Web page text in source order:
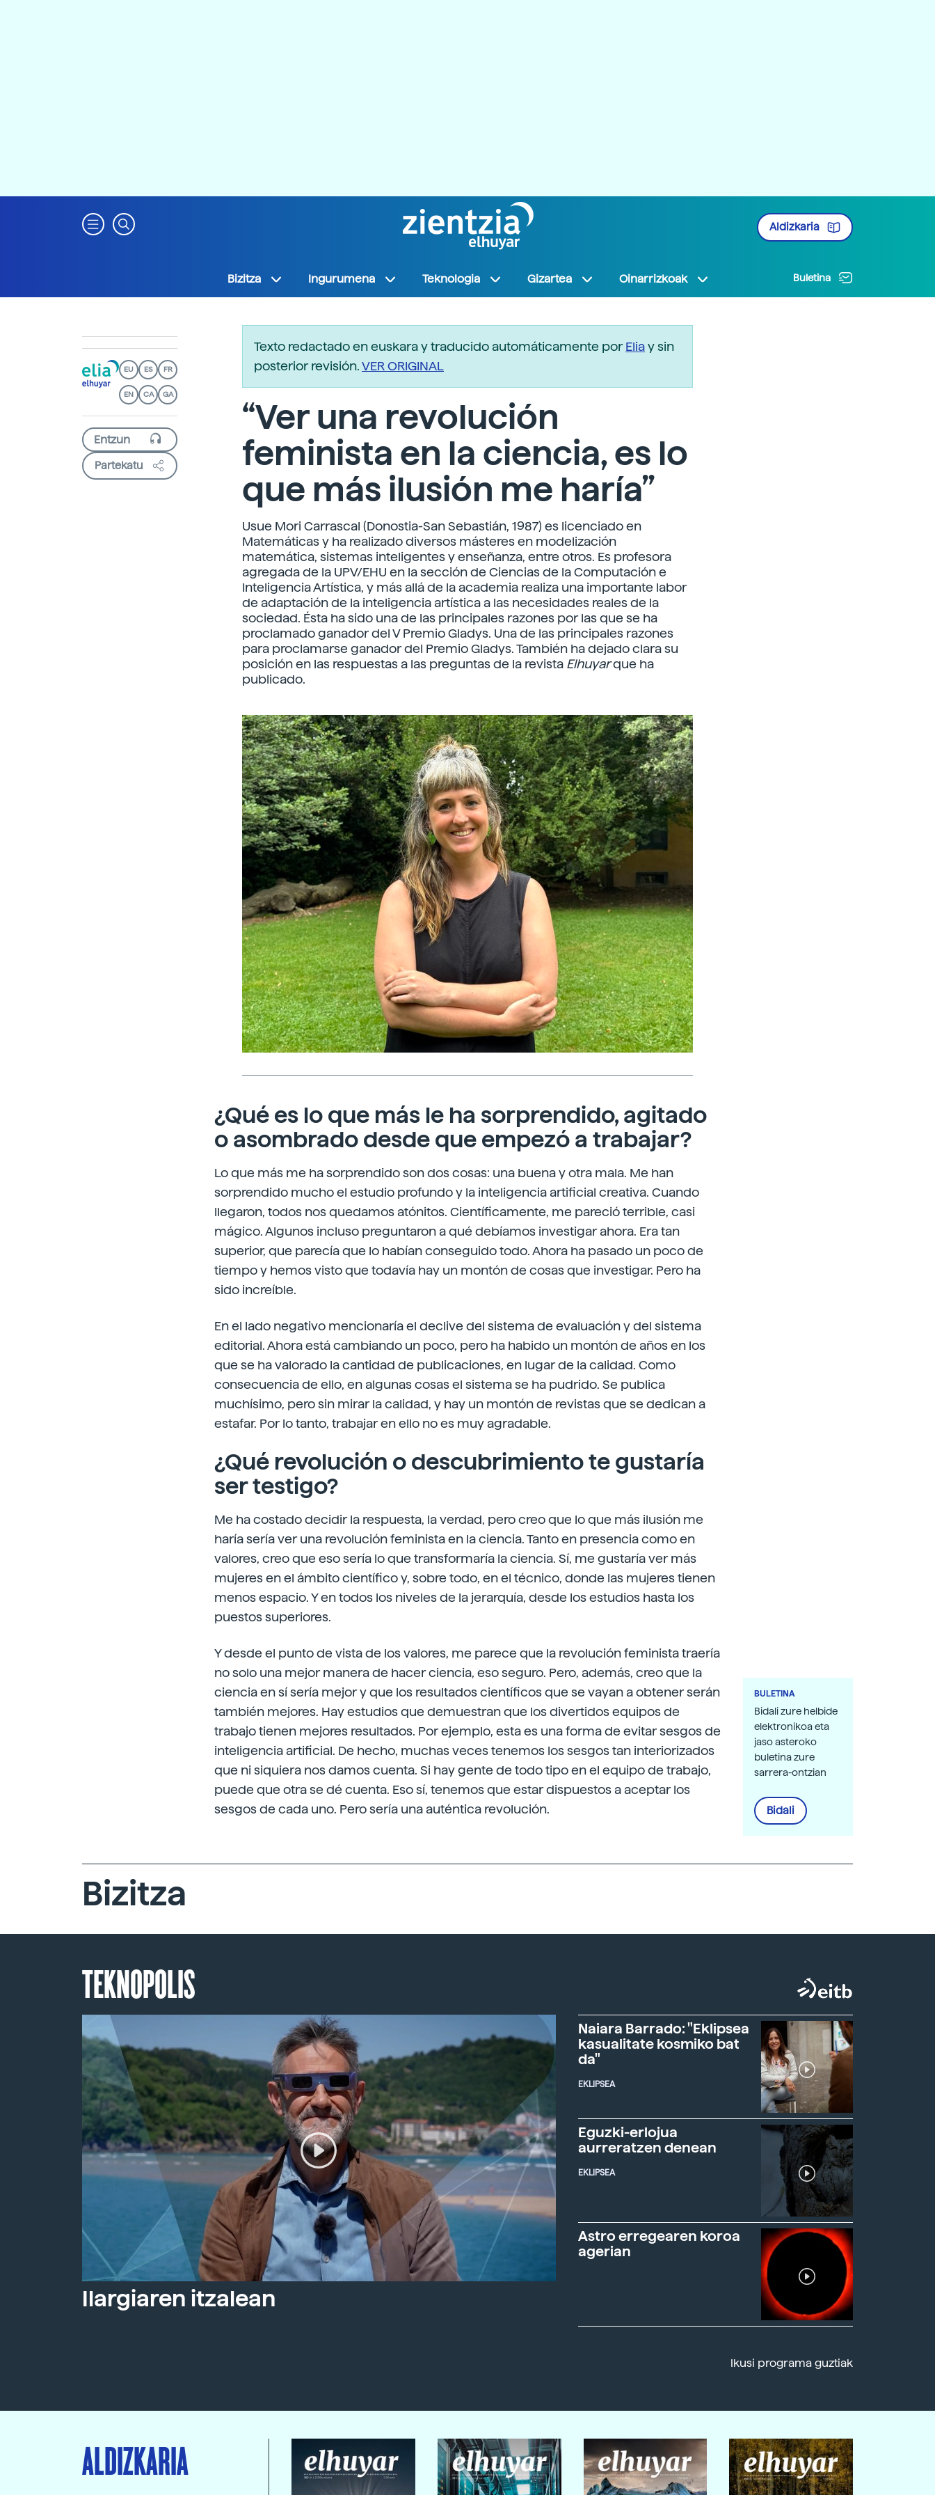
Aldizkaria
Bizitza Ingurumena Teknologia Gizartea Oinarrizkoak Buletina
EU ES FR
EN CA GA
Partekatu
Texto redactado en euskara y traducido automáticamente porEliay sin
posterior revisión.VER ORIGINAL
“Ver una revolución
feminista en la ciencia, es lo
que más ilusión me haría”
Usue Mori Carrascal (Donostia-San Sebastián, 1987) es licenciado en
Matemáticas y ha realizado diversos másteres en modelización
matemática, sistemas inteligentes y enseñanza, entre otros. Es profesora
agregada de la UPV/EHU en la sección de Ciencias de la Computación e
Inteligencia Artística, y más allá de la academia realiza una importante labor
de adaptación de la inteligencia artística a las necesidades reales de la
sociedad. Ésta ha sido una de las principales razones por las que se ha
proclamado ganador del V Premio Gladys. Una de las principales razones
para proclamarse ganador del Premio Gladys. También ha dejado clara su
posición en las respuestas a las preguntas de la revista Elhuyarque ha
publicado.
¿Qué es lo que más le ha sorprendido, agitado
o asombrado desde que empezó a trabajar?
Lo que más me ha sorprendido son dos cosas: una buena y otra mala. Me han
sorprendido mucho el estudio profundo y la inteligencia artificial creativa. Cuando
llegaron, todos nos quedamos atónitos. Científicamente, me pareció terrible, casi
mágico. Algunos incluso preguntaron a qué debíamos investigar ahora. Era tan
superior, que parecía que lo habían conseguido todo. Ahora ha pasado un poco de
tiempo y hemos visto que todavía hay un montón de cosas que investigar. Pero ha
sido increíble.
En el lado negativo mencionaría el declive del sistema de evaluación y del sistema
editorial. Ahora está cambiando un poco, pero ha habido un montón de años en los
que se ha valorado la cantidad de publicaciones, en lugar de la calidad. Como
consecuencia de ello, en algunas cosas el sistema se ha pudrido. Se publica
muchísimo, pero sin mirar la calidad, y hay un montón de revistas que se dedican a
estafar. Por lo tanto, trabajar en ello no es muy agradable.
¿Qué revolución o descubrimiento te gustaría
ser testigo?
Me ha costado decidir la respuesta, la verdad, pero creo que lo que más ilusión me
haría sería ver una revolución feminista en la ciencia. Tanto en presencia como en
valores, creo que eso sería lo que transformaría la ciencia. Sí, me gustaría ver más
mujeres en el ámbito científico y, sobre todo, en el técnico, donde las mujeres tienen
menos espacio. Y en todos los niveles de la jerarquía, desde los estudios hasta los
puestos superiores.
Y desde el punto de vista de los valores, me parece que la revolución feminista traería
no solo una mejor manera de hacer ciencia, eso seguro. Pero, además, creo que la
ciencia en sí sería mejor y que los resultados científicos que se vayan a obtener serán
también mejores. Hay estudios que demuestran que los divertidos equipos de
trabajo tienen mejores resultados. Por ejemplo, esta es una forma de evitar sesgos de
inteligencia artificial. De hecho, muchas veces tenemos los sesgos tan interiorizados
que ni siquiera nos damos cuenta. Si hay gente de todo tipo en el equipo de trabajo,
puede que otra se dé cuenta. Eso sí, tenemos que estar dispuestos a aceptar los
sesgos de cada uno. Pero sería una auténtica revolución.
BULETINA
Bidali zure helbide
elektronikoa eta
jaso asteroko
buletina zure
sarrera-ontzian
Bidali
Bizitza
TEKNOPOLIS
Ilargiaren itzalean
Naiara Barrado: "Eklipsea
kasualitate kosmiko bat
da"
EKLIPSEA
Eguzki-erlojua
aurreratzen denean
EKLIPSEA
Astro erregearen koroa
agerian
Ikusi programa guztiak
ALDIZKARIA